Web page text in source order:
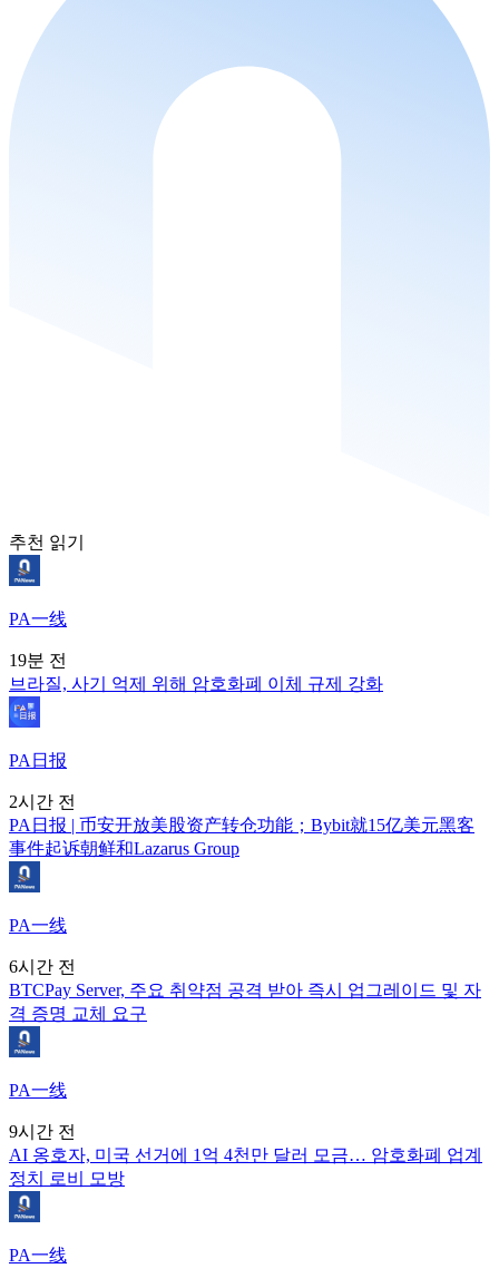
추천 읽기
PA一线
19분 전
브라질, 사기 억제 위해 암호화폐 이체 규제 강화
PA日报
2시간 전
PA日报 | 币安开放美股资产转仓功能；Bybit就15亿美元黑客
事件起诉朝鲜和Lazarus Group
PA一线
6시간 전
BTCPay Server, 주요 취약점 공격 받아 즉시 업그레이드 및 자
격 증명 교체 요구
PA一线
9시간 전
AI 옹호자, 미국 선거에 1억 4천만 달러 모금… 암호화폐 업계
정치 로비 모방
PA一线